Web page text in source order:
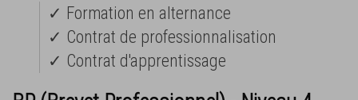
✓ Formation en alternance
✓ Contrat de professionnalisation
✓ Contrat d'apprentissage